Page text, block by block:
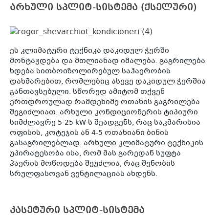
არხული სპლიტ-სისტემა (ქსელური)
ეს კლიმატური ტექნიკა დაკიდულ ჭერში
მონტაჟდება და მთლიანად იმალება. გაგრილება
ხდება სითბოიზოლირებულ საჰაერობის
დახმარებით, რომლებიც ასევე დაკიდულ ჭერშია
განთავსებული. სწორედ ამიტომ თქვენ
ერთდროულად რამდენიმე ოთახის გაგრილება
შეგიძლიათ. არხული კონდიციონერის ტიპიური
სიმძლავრე 5-25 kW-ს შეადგენს, რაც საკმარისია
ოფისის, კოტეჯის ან 4-5 ოთახიანი ბინის
გასაგრილებლად. არხული კლიმატური ტექნიკის
უპირატესობა ისა, რომ მას გარედან სუფტა
ჰაერის მოწოდება შეუძლია, რაც შენობის
სრულფასოვან ვენტილაციას ახდენს.
კასეტური სპლიტ-სისტემა